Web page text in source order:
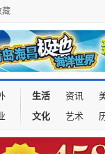
藏
生活 资讯
文化
艺术